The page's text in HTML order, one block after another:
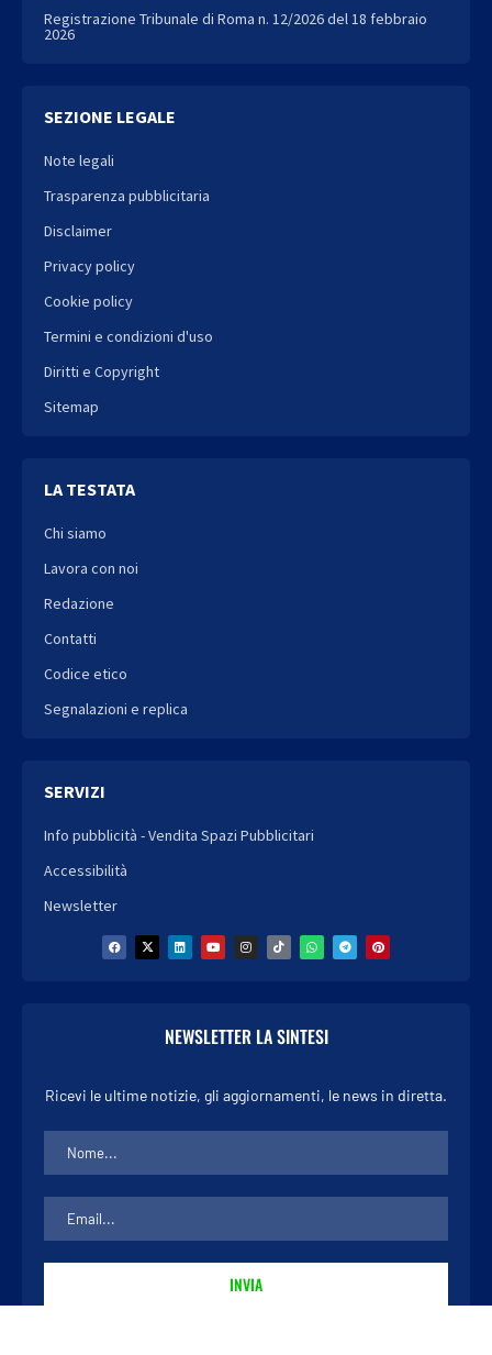
Registrazione Tribunale di Roma n. 12/2026 del 18 febbraio
2026
SEZIONE LEGALE
Note legali
Trasparenza pubblicitaria
Disclaimer
Privacy policy
Cookie policy
Termini e condizioni d'uso
Diritti e Copyright
Sitemap
LA TESTATA
Chi siamo
Lavora con noi
Redazione
Contatti
Codice etico
Segnalazioni e replica
SERVIZI
Info pubblicità - Vendita Spazi Pubblicitari
Accessibilità
Newsletter
NEWSLETTER LA SINTESI
Ricevi le ultime notizie, gli aggiornamenti, le news in diretta.